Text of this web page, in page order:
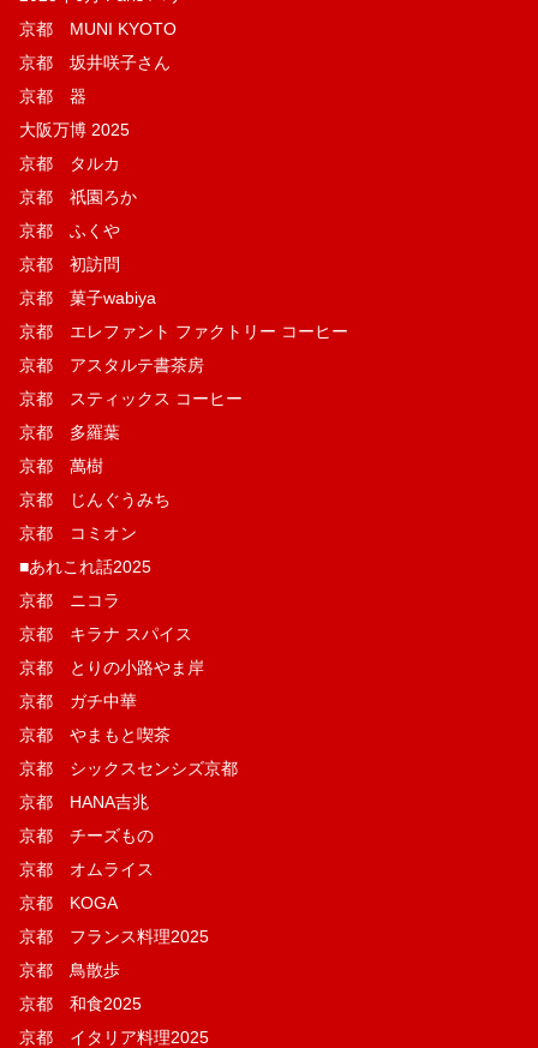
京都 MUNI KYOTO
京都 坂井咲子さん
京都 器
大阪万博 2025
京都 タルカ
京都 祇園ろか
京都 ふくや
京都 初訪問
京都 菓子wabiya
京都 エレファント ファクトリー コーヒー
京都 アスタルテ書茶房
京都 スティックス コーヒー
京都 多羅葉
京都 萬樹
京都 じんぐうみち
京都 コミオン
■あれこれ話2025
京都 ニコラ
京都 キラナ スパイス
京都 とりの小路やま岸
京都 ガチ中華
京都 やまもと喫茶
京都 シックスセンシズ京都
京都 HANA吉兆
京都 チーズもの
京都 オムライス
京都 KOGA
京都 フランス料理2025
京都 鳥散歩
京都 和食2025
京都 イタリア料理2025